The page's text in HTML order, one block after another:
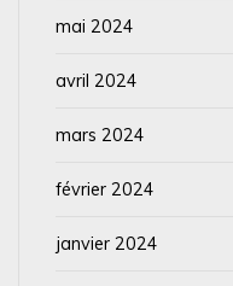
mai 2024
avril 2024
mars 2024
février 2024
janvier 2024